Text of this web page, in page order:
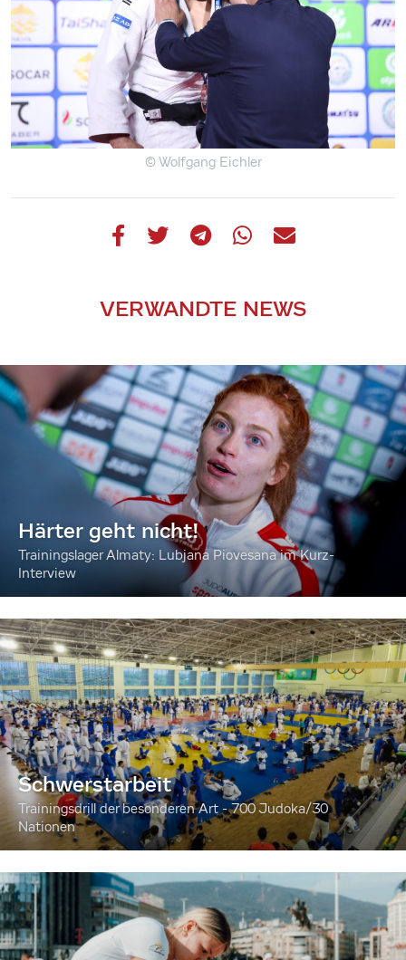
© Wolfgang Eichler
VERWANDTE NEWS
Härter geht nicht!
Trainingslager Almaty: Lubjana Piovesana im Kurz-
Interview
Schwerstarbeit
Trainingsdrill der besonderen Art - 700 Judoka/30
Nationen